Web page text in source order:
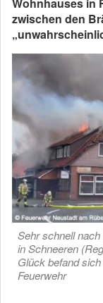
zwischen den
Sehr schnell
in Schneeren
Glück befand
Feuerwehr